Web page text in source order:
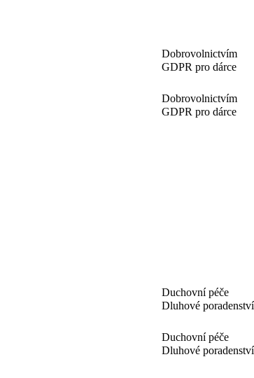
Dobrovolnictvím
GDPR pro dárce
Dobrovolnictvím
GDPR pro dárce
Duchovní péče
Dluhové poradenství
Duchovní péče
Dluhové poradenství